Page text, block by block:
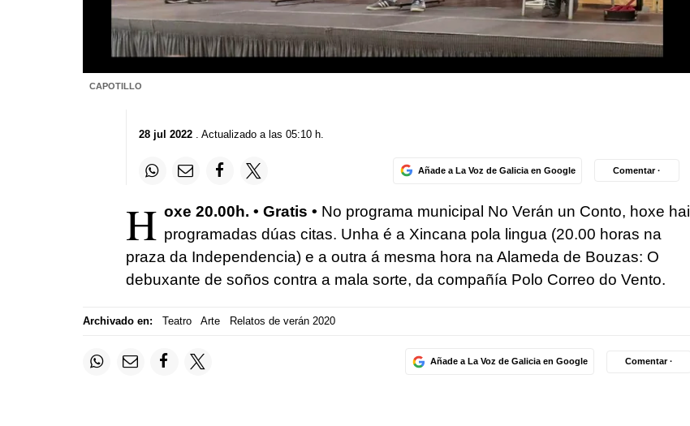
CAPOTILLO
28 jul 2022. Actualizado a las 05:10 h.
Añade a La Voz de Galicia en Google Comentar ·
H oxe 20.00h. • Gratis • No programa municipal No Verán un Conto, hoxe hai
programadas dúas citas. Unha é a Xincana pola lingua (20.00 horas na
praza da Independencia) e a outra á mesma hora na Alameda de Bouzas: O
debuxante de soños contra a mala sorte, da compañía Polo Correo do Vento.
Archivado en: Teatro Arte Relatos de verán 2020
Añade a La Voz de Galicia en Google Comentar ·